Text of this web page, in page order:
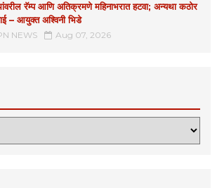
रॅम्प आणि अतिक्रमणे महिनाभरात हटवा; अन्यथा कठोर
– आयुक्त अश्विनी भिडे
NEWS Aug 07, 2026